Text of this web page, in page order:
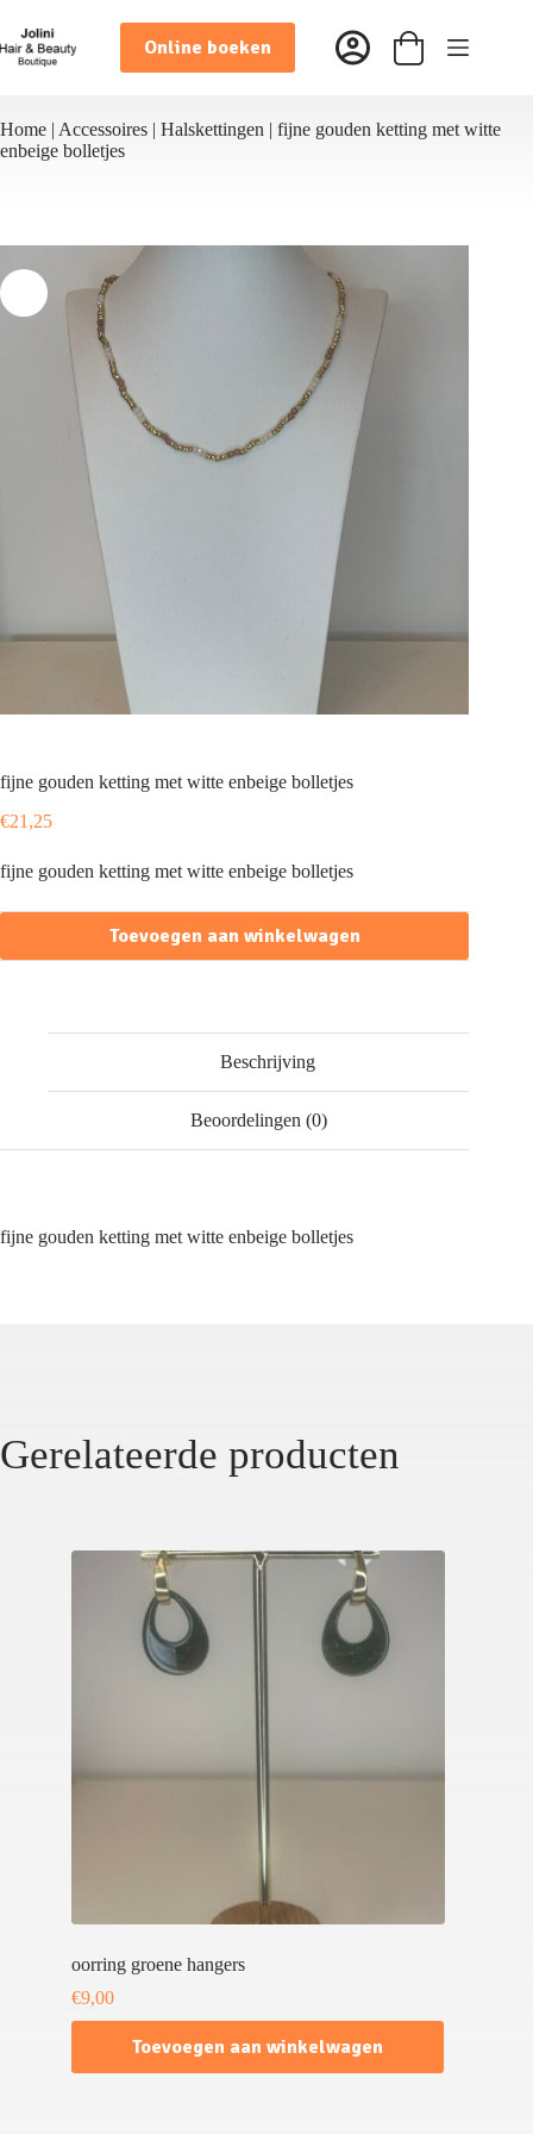
naar
de
inhoud
Online boeken Winkelwagen
Home | Accessoires | Halskettingen | fijne gouden ketting met witte
enbeige bolletjes
fijne gouden ketting met witte enbeige bolletjes
€21,25
fijne gouden ketting met witte enbeige bolletjes
Toevoegen aan winkelwagen
Beschrijving
Beoordelingen (0)
fijne gouden ketting met witte enbeige bolletjes
Gerelateerde producten
oorring groene hangers
€9,00
Toevoegen aan winkelwagen